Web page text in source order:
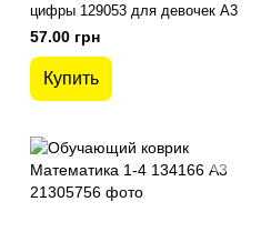
цифры 129053 для девочек А3
57.00 грн
Купить